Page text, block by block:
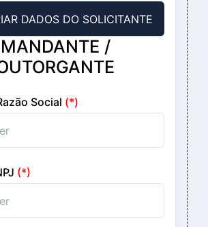
DADOS DO SOLICITANTE
MANDANTE /
Social (*)
(*)